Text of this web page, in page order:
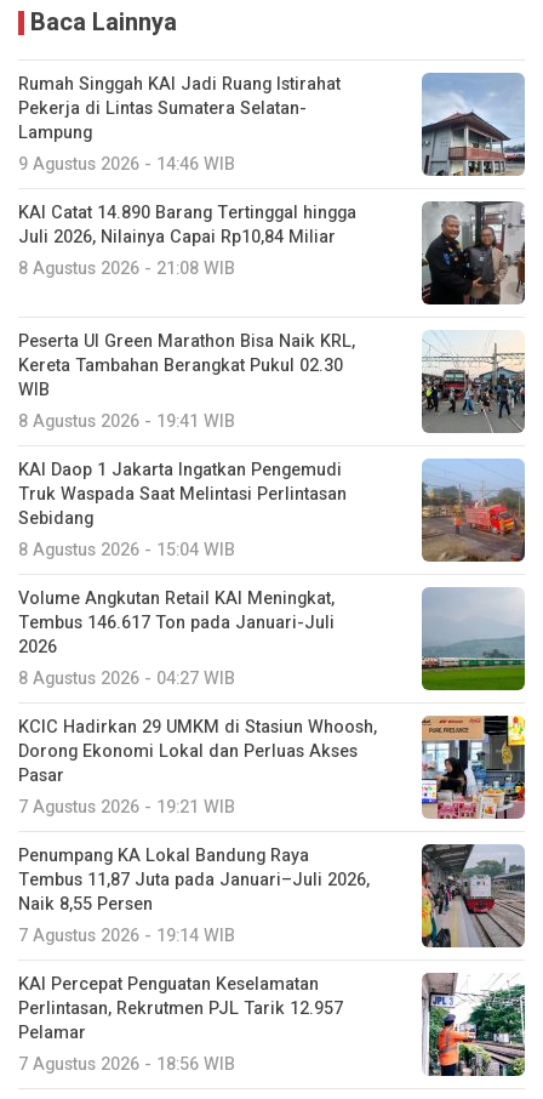
Baca Lainnya
Rumah Singgah KAI Jadi Ruang Istirahat
Pekerja di Lintas Sumatera Selatan-
Lampung
9 Agustus 2026 - 14:46 WIB
KAI Catat 14.890 Barang Tertinggal hingga
Juli 2026, Nilainya Capai Rp10,84 Miliar
8 Agustus 2026 - 21:08 WIB
Peserta UI Green Marathon Bisa Naik KRL,
Kereta Tambahan Berangkat Pukul 02.30
WIB
8 Agustus 2026 - 19:41 WIB
KAI Daop 1 Jakarta Ingatkan Pengemudi
Truk Waspada Saat Melintasi Perlintasan
Sebidang
8 Agustus 2026 - 15:04 WIB
Volume Angkutan Retail KAI Meningkat,
Tembus 146.617 Ton pada Januari-Juli
2026
8 Agustus 2026 - 04:27 WIB
KCIC Hadirkan 29 UMKM di Stasiun Whoosh,
Dorong Ekonomi Lokal dan Perluas Akses
Pasar
7 Agustus 2026 - 19:21 WIB
Penumpang KA Lokal Bandung Raya
Tembus 11,87 Juta pada Januari–Juli 2026,
Naik 8,55 Persen
7 Agustus 2026 - 19:14 WIB
KAI Percepat Penguatan Keselamatan
Perlintasan, Rekrutmen PJL Tarik 12.957
Pelamar
7 Agustus 2026 - 18:56 WIB